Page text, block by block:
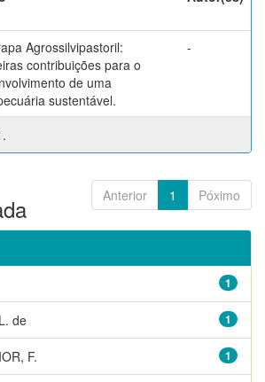
Agrossilvipastoril:
contribuições para o
de uma
sustentável.
-
Anterior 1 Póximo
1
1
de
1
F.